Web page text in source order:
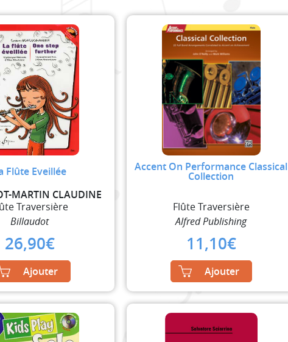
Flûte Eveillée
MARTIN CLAUDINE
Traversière
Billaudot
26,90€
Ajouter
Accent On Performance Classical
Collection
Flûte Traversière
Alfred Publishing
11,10€
Ajouter